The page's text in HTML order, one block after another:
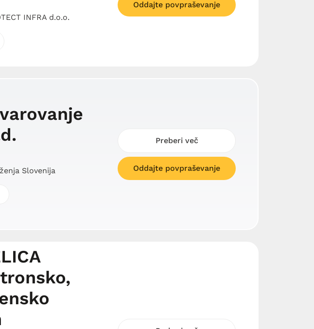
INFRA d.o.o.
Oddajte povpraševanje
Slovenija
Preberi več
Oddajte povpraševanje